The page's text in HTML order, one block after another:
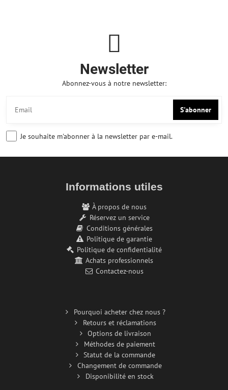
Newsletter
Abonnez-vous à notre newsletter:
S'abonner
Je souhaite m'abonner à la newsletter par e-mail.
Informations utiles
À propos de nous
Réservez un service
Conditions générales
Politique de garantie
Politique de confidentialité
Achats professionnels
Contactez-nous
Pourquoi acheter chez nous ?
Retours et réclamations
Options de livraison
Méthodes de paiement
Statut de la commande
Changement de commande
Disponibilité en stock